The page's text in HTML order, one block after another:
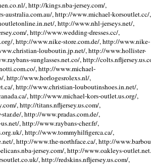
, http://kings.nba-jersey.com/,
australia.com.au/, http://www.michael-korsoutlet.cc/,
, http://www.nhl-jerseys.net/,
, http://www.wedding-dresses.cc/,
, http://www.nike-store.com.de/, http://www.nike-
louboutin.jp.net/, http://www.hollister-
sunglasses.net.co/, http://
, http://www.michael-
, http://www.horlogesrolexs.nl/,
, http://www.christian-louboutinshoes.in.net/,
, http://www.michael-kors-outlet.us.org/,
, http://titans.nfljersey.us.com/,
, http://www.pradas.com.de/,
, http://www.raybans-cher.fr/,
, http://www.tommyhilfigerca.ca/,
, http://www.the-northface.ca/, http://
jersey.com/, http://www.oakleys-
, http://redskins.nfljersey.us.com/,